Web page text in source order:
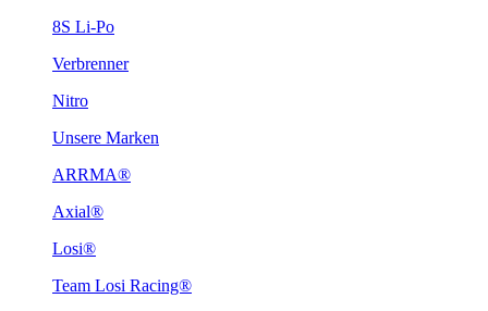
8S Li-Po
Verbrenner
Nitro
Unsere Marken
ARRMA®
Axial®
Losi®
Team Losi Racing®